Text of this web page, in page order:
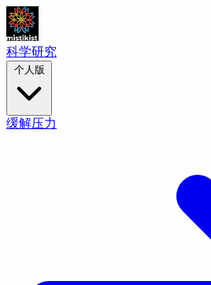
科学研究
缓解压力